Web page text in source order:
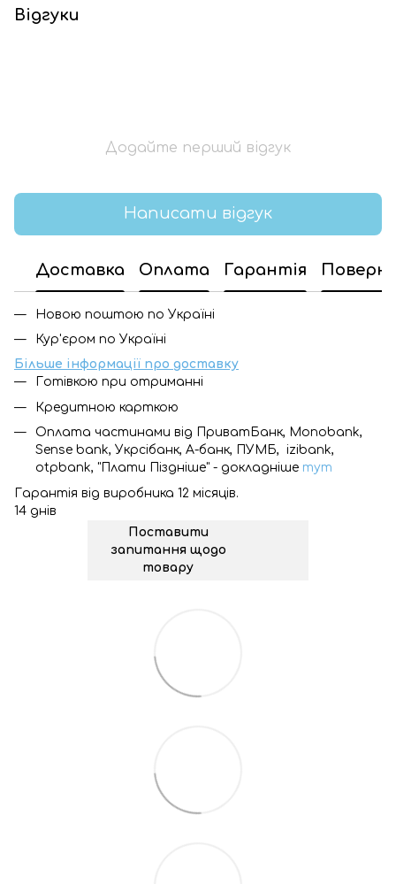
Відгуки
Додайте перший відгук
Написати відгук
Доставка Оплата Гарантія
Новою поштою по Україні
Кур'єром по Україні
Більше інформації про доставку
Готівкою при отриманні
Кредитною карткою
Оплата частинами від ПриватБанк, Monobank,
Sense bank, Укрсібанк, А-банк, ПУМБ, izibank,
otpbank, "Плати Піздніше" - докладніше тут
Гарантія від виробника 12 місяців.
14 днів
Поставити
запитання щодо
товару